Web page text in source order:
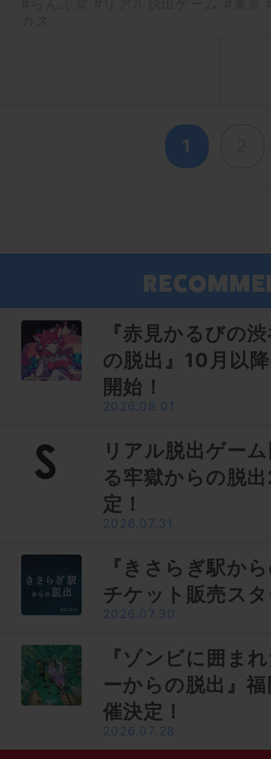
1
『赤見かるびの
の脱出』10月以
開始！
2026.08.01
リアル脱出ゲー
る牢獄からの脱
定！
2026.07.31
『きさらぎ駅か
チケット販売ス
2026.07.30
『ゾンビに囲ま
ーからの脱出』
催決定！
2026.07.28